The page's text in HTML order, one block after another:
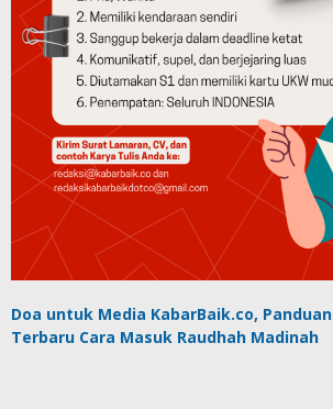
Doa untuk Media KabarBaik.co, Panduan
Terbaru Cara Masuk Raudhah Madinah